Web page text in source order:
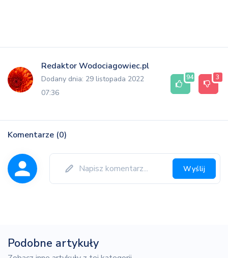
Redaktor Wodociagowiec.pl
Dodany dnia: 29 listopada 2022
07:36
94 3
Komentarze (0)
Wyślij
Podobne artykuły